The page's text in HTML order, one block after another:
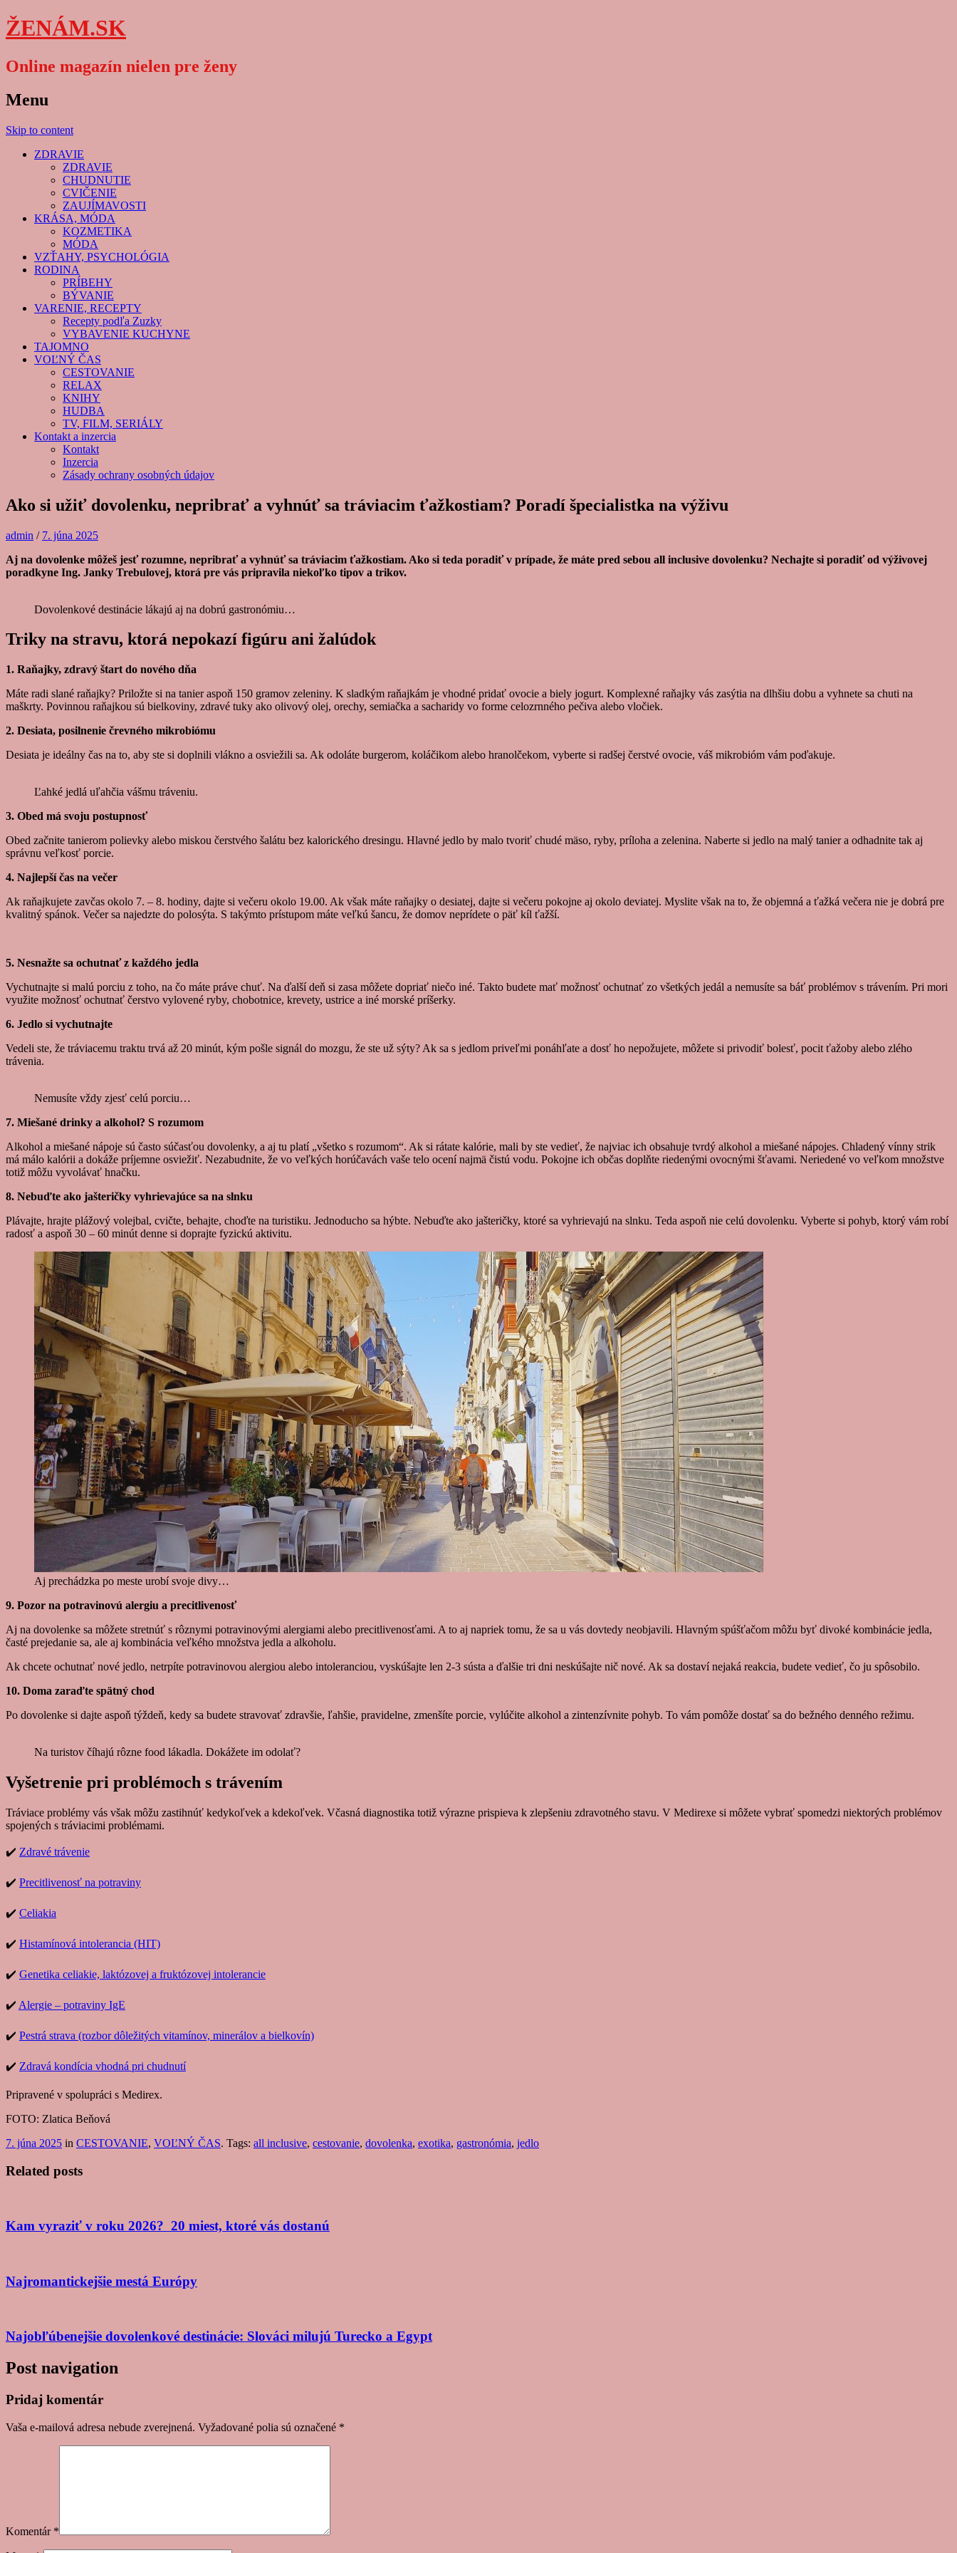
ŽENÁM.SK
Online magazín nielen pre ženy
Menu
Skip to content
ZDRAVIE
ZDRAVIE
CHUDNUTIE
CVIČENIE
ZAUJÍMAVOSTI
KRÁSA, MÓDA
KOZMETIKA
MÓDA
VZŤAHY, PSYCHOLÓGIA
RODINA
PRÍBEHY
BÝVANIE
VARENIE, RECEPTY
Recepty podľa Zuzky
VYBAVENIE KUCHYNE
TAJOMNO
VOĽNÝ ČAS
CESTOVANIE
RELAX
KNIHY
HUDBA
TV, FILM, SERIÁLY
Kontakt a inzercia
Kontakt
Inzercia
Zásady ochrany osobných údajov
Ako si užiť dovolenku, nepribrať a vyhnúť sa tráviacim ťažkostiam? Poradí špecialistka na výživu
admin / 7. júna 2025
Aj na dovolenke môžeš jesť rozumne, nepribrať a vyhnúť sa tráviacim ťažkostiam. Ako si teda poradiť v prípade, že máte pred sebou all inclusive dovolenku? Nechajte si poradiť od výživovej
poradkyne Ing. Janky Trebulovej, ktorá pre vás pripravila niekoľko tipov a trikov.
Dovolenkové destinácie lákajú aj na dobrú gastronómiu…
Triky na stravu, ktorá nepokazí figúru ani žalúdok
1. Raňajky, zdravý štart do nového dňa
Máte radi slané raňajky? Priložte si na tanier aspoň 150 gramov zeleniny. K sladkým raňajkám je vhodné pridať ovocie a biely jogurt. Komplexné raňajky vás zasýtia na dlhšiu dobu a vyhnete sa chuti na
maškrty. Povinnou raňajkou sú bielkoviny, zdravé tuky ako olivový olej, orechy, semiačka a sacharidy vo forme celozrnného pečiva alebo vločiek.
2. Desiata, posilnenie črevného mikrobiómu
Desiata je ideálny čas na to, aby ste si doplnili vlákno a osviežili sa. Ak odoláte burgerom, koláčikom alebo hranolčekom, vyberte si radšej čerstvé ovocie, váš mikrobióm vám poďakuje.
Ľahké jedlá uľahčia vášmu tráveniu.
3. Obed má svoju postupnosť
Obed začnite tanierom polievky alebo miskou čerstvého šalátu bez kalorického dresingu. Hlavné jedlo by malo tvoriť chudé mäso, ryby, príloha a zelenina. Naberte si jedlo na malý tanier a odhadnite tak aj
správnu veľkosť porcie.
4. Najlepší čas na večer
Ak raňajkujete zavčas okolo 7. – 8. hodiny, dajte si večeru okolo 19.00. Ak však máte raňajky o desiatej, dajte si večeru pokojne aj okolo deviatej. Myslite však na to, že objemná a ťažká večera nie je dobrá pre
kvalitný spánok. Večer sa najedzte do polosýta. S takýmto prístupom máte veľkú šancu, že domov neprídete o päť kíl ťažší.
5. Nesnažte sa ochutnať z každého jedla
Vychutnajte si malú porciu z toho, na čo máte práve chuť. Na ďalší deň si zasa môžete dopriať niečo iné. Takto budete mať možnosť ochutnať zo všetkých jedál a nemusíte sa báť problémov s trávením. Pri mori
využite možnosť ochutnať čerstvo vylovené ryby, chobotnice, krevety, ustrice a iné morské príšerky.
6. Jedlo si vychutnajte
Vedeli ste, že tráviacemu traktu trvá až 20 minút, kým pošle signál do mozgu, že ste už sýty? Ak sa s jedlom priveľmi ponáhľate a dosť ho nepožujete, môžete si privodiť bolesť, pocit ťažoby alebo zlého
trávenia.
Nemusíte vždy zjesť celú porciu…
7. Miešané drinky a alkohol? S rozumom
Alkohol a miešané nápoje sú často súčasťou dovolenky, a aj tu platí „všetko s rozumom“. Ak si rátate kalórie, mali by ste vedieť, že najviac ich obsahuje tvrdý alkohol a miešané nápojes. Chladený vínny strik
má málo kalórii a dokáže príjemne osviežiť. Nezabudnite, že vo veľkých horúčavách vaše telo ocení najmä čistú vodu. Pokojne ich občas doplňte riedenými ovocnými šťavami. Neriedené vo veľkom množstve
totiž môžu vyvolávať hnačku.
8. Nebuďte ako jašteričky vyhrievajúce sa na slnku
Plávajte, hrajte plážový volejbal, cvičte, behajte, choďte na turistiku. Jednoducho sa hýbte. Nebuďte ako jašteričky, ktoré sa vyhrievajú na slnku. Teda aspoň nie celú dovolenku. Vyberte si pohyb, ktorý vám robí
radosť a aspoň 30 – 60 minút denne si doprajte fyzickú aktivitu.
Aj prechádzka po meste urobí svoje divy…
9. Pozor na potravinovú alergiu a precitlivenosť
Aj na dovolenke sa môžete stretnúť s rôznymi potravinovými alergiami alebo precitlivenosťami. A to aj napriek tomu, že sa u vás dovtedy neobjavili. Hlavným spúšťačom môžu byť divoké kombinácie jedla,
časté prejedanie sa, ale aj kombinácia veľkého množstva jedla a alkoholu.
Ak chcete ochutnať nové jedlo, netrpíte potravinovou alergiou alebo intoleranciou, vyskúšajte len 2-3 sústa a ďalšie tri dni neskúšajte nič nové. Ak sa dostaví nejaká reakcia, budete vedieť, čo ju spôsobilo.
10. Doma zaraďte spätný chod
Po dovolenke si dajte aspoň týždeň, kedy sa budete stravovať zdravšie, ľahšie, pravidelne, zmenšíte porcie, vylúčite alkohol a zintenzívnite pohyb. To vám pomôže dostať sa do bežného denného režimu.
Na turistov číhajú rôzne food lákadla. Dokážete im odolať?
Vyšetrenie pri problémoch s trávením
Tráviace problémy vás však môžu zastihnúť kedykoľvek a kdekoľvek. Včasná diagnostika totiž výrazne prispieva k zlepšeniu zdravotného stavu. V Medirexe si môžete vybrať spomedzi niektorých problémov
spojených s tráviacimi problémami.
✔️ Zdravé trávenie
✔️ Precitlivenosť na potraviny
✔️ Celiakia
✔️ Histamínová intolerancia (HIT)
✔️ Genetika celiakie, laktózovej a fruktózovej intolerancie
✔️ Alergie – potraviny IgE
✔️ Pestrá strava (rozbor dôležitých vitamínov, minerálov a bielkovín)
✔️ Zdravá kondícia vhodná pri chudnutí
Pripravené v spolupráci s Medirex.
FOTO: Zlatica Beňová
7. júna 2025 in CESTOVANIE, VOĽNÝ ČAS. Tags: all inclusive, cestovanie, dovolenka, exotika, gastronómia, jedlo
Related posts
Kam vyraziť v roku 2026? 20 miest, ktoré vás dostanú
Najromantickejšie mestá Európy
Najobľúbenejšie dovolenkové destinácie: Slováci milujú Turecko a Egypt
Post navigation
Pridaj komentár
Vaša e-mailová adresa nebude zverejnená. Vyžadované polia sú označené *
Komentár *